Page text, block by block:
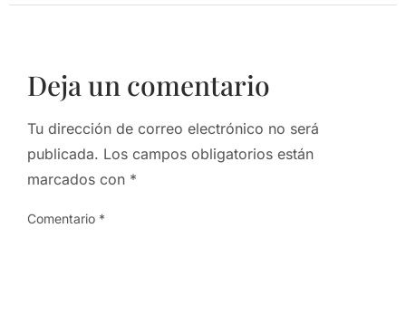
Deja un comentario
Tu dirección de correo electrónico no será
publicada. Los campos obligatorios están
marcados con *
Comentario *